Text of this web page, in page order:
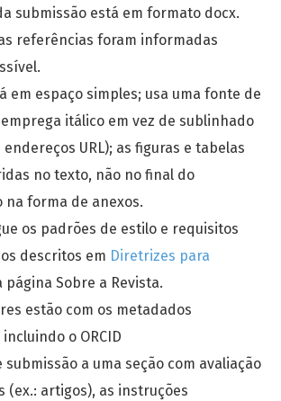
submissão está em formato docx.
referências foram informadas
em espaço simples; usa uma fonte de
itálico em vez de sublinhado
URL); as figuras e tabelas
no texto, não no final do
na forma de anexos.
os padrões de estilo e requisitos
descritos em Diretrizes para
página Sobre a Revista.
estão com os metadados
o ORCID
submissão a uma seção com avaliação
(ex.: artigos), as instruções